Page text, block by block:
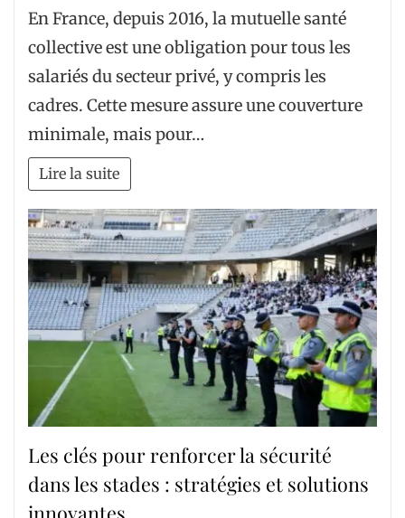
En France, depuis 2016, la mutuelle santé
collective est une obligation pour tous les
salariés du secteur privé, y compris les
cadres. Cette mesure assure une couverture
minimale, mais pour…
Lire la suite
Les clés pour renforcer la sécurité
dans les stades : stratégies et solutions
innovantes